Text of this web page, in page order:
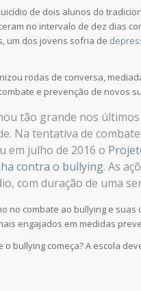
de dois alunos do
no intervalo de dez dias
um dos jovens sofria de
rodas de conversa,
e prevenção de novos
tão grande nos
Na tentativa de
em julho de 2016 o
contra o bullying. As
com duração de uma
no combate ao bullying e
engajados em medidas
o bullying começa? A escola